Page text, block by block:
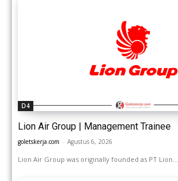
D4
Lion Air Group | Management Trainee
goletskerja.com - Agustus 6, 2026
Lion Air Group was originally founded as PT Lion...